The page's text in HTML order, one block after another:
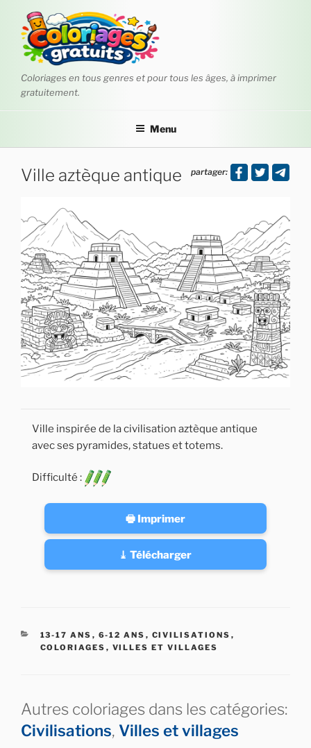
contenu
principal
Coloriages en tous genres et pour tous les âges, à imprimer
gratuitement.
Menu
Ville aztèque antique partager:
Ville inspirée de la civilisation aztèque antique
avec ses pyramides, statues et totems.
Difficulté :
🖶 Imprimer
⤓ Télécharger
CATÉGORIES
13-17 ANS , 6-12 ANS , CIVILISATIONS ,
COLORIAGES , VILLES ET VILLAGES
Autres coloriages dans les catégories:
Civilisations, Villes et villages